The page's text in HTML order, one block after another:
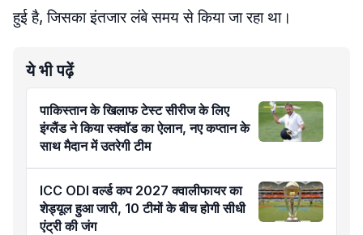
हुई है, जिसका इंतजार लंबे समय से किया जा रहा था।
ये भी पढ़ें
पाकिस्तान के खिलाफ टेस्ट सीरीज के लिए
इंग्लैंड ने किया स्क्वॉड का ऐलान, नए कप्तान के
साथ मैदान में उतरेगी टीम
ICC ODI वर्ल्ड कप 2027 क्वालीफायर का
शेड्यूल हुआ जारी, 10 टीमों के बीच होगी सीधी
एंट्री की जंग